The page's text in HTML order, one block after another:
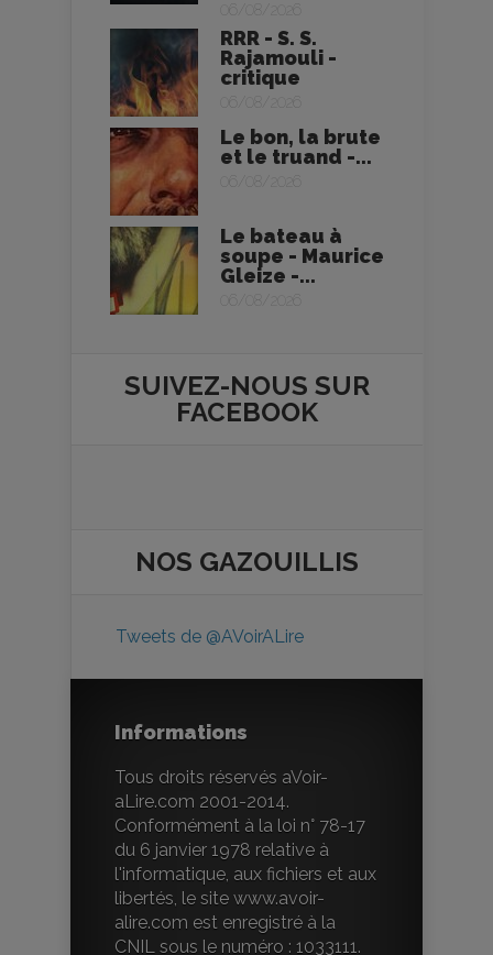
06/08/2026
RRR - S. S.
Rajamouli -
critique
06/08/2026
Le bon, la brute
et le truand -...
06/08/2026
Le bateau à
soupe - Maurice
Gleize -...
06/08/2026
SUIVEZ-NOUS SUR
FACEBOOK
NOS GAZOUILLIS
Tweets de @AVoirALire
Informations
Tous droits réservés aVoir-
aLire.com 2001-2014.
Conformément à la loi n° 78-17
du 6 janvier 1978 relative à
l'informatique, aux fichiers et aux
libertés, le site www.avoir-
alire.com est enregistré à la
CNIL sous le numéro : 1033111.